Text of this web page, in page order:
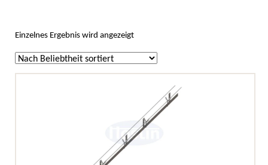
Einzelnes Ergebnis wird angezeigt